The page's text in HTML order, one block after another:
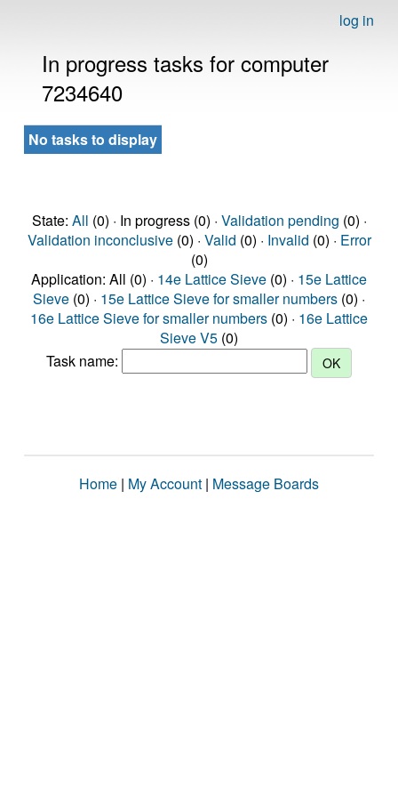
log in
In progress tasks for computer
7234640
No tasks to display
State: All (0) · In progress (0) · Validation pending (0) ·
Validation inconclusive(0) · Valid (0) · Invalid (0) · Error
(0)
Application: All (0) · 14e Lattice Sieve (0) · 15e Lattice
Sieve (0) · 15e Lattice Sieve for smaller numbers (0) ·
16e Lattice Sieve for smaller numbers (0) · 16e Lattice
Sieve V5 (0)
Task name:
Home | My Account | Message Boards